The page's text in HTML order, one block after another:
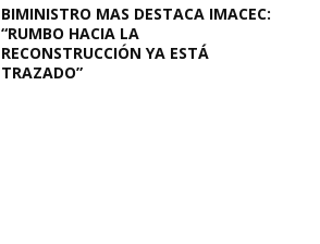
BIMINISTRO MAS DESTACA IMACEC:
“RUMBO HACIA LA
RECONSTRUCCIÓN YA ESTÁ
TRAZADO”